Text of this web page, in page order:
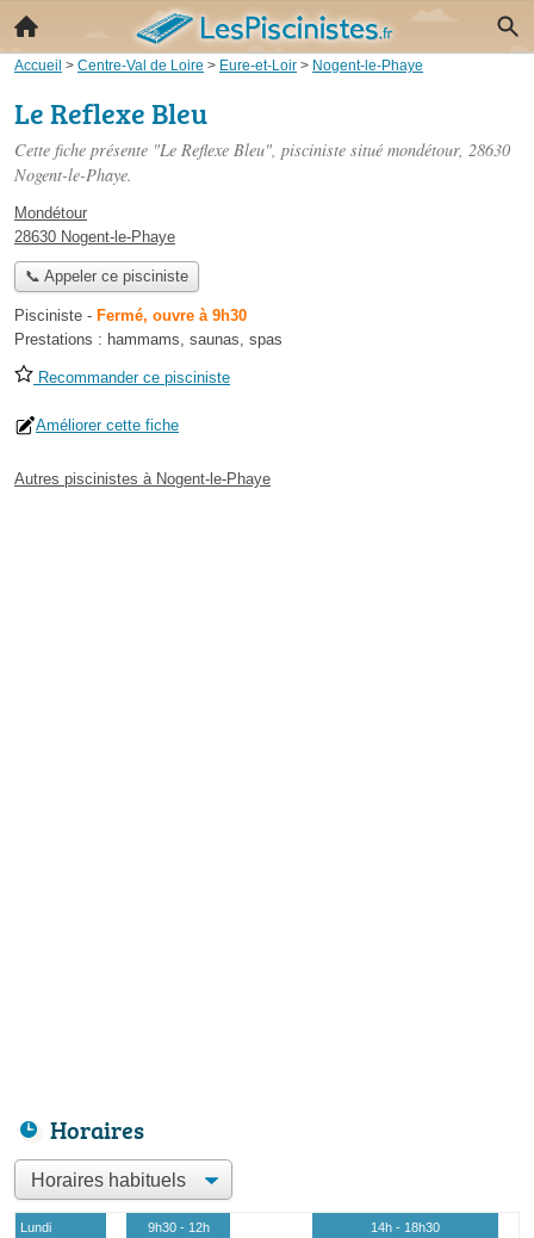
Accueil > Centre-Val de Loire > Eure-et-Loir > Nogent-le-Phaye
Le Reflexe Bleu
Cette fiche présente "Le Reflexe Bleu", pisciniste situé mondétour, 28630
Nogent-le-Phaye.
Mondétour
28630 Nogent-le-Phaye
📞 Appeler ce pisciniste
Pisciniste - Fermé, ouvre à 9h30
Prestations : hammams, saunas, spas
Recommander ce pisciniste
Améliorer cette fiche
Autres piscinistes à Nogent-le-Phaye
Horaires
Lundi 9h30 - 12h
14h - 18h30